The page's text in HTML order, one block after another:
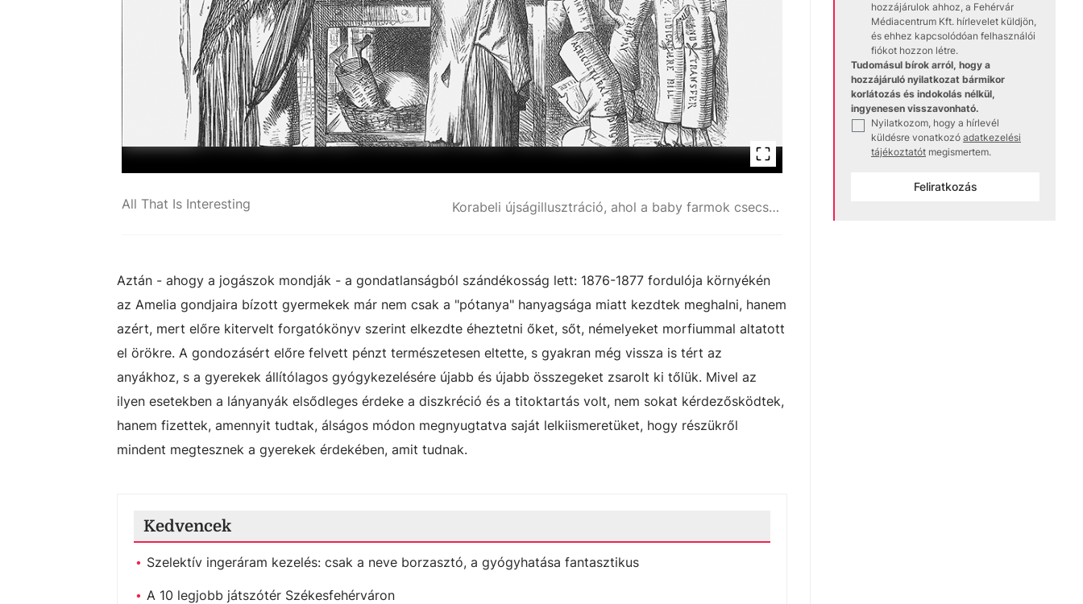
All That Is Interesting Korabeli újságillusztráció, ahol a baby farmok csecsemőit csak számlákként ábrázolják
Aztán - ahogy a jogászok mondják - a gondatlanságból szándékosság lett: 1876-1877 fordulója környékén
az Amelia gondjaira bízott gyermekek már nem csak a "pótanya" hanyagsága miatt kezdtek meghalni, hanem
azért, mert előre kitervelt forgatókönyv szerint elkezdte éheztetni őket, sőt, némelyeket morfiummal altatott
el örökre. A gondozásért előre felvett pénzt természetesen eltette, s gyakran még vissza is tért az
anyákhoz, s a gyerekek állítólagos gyógykezelésére újabb és újabb összegeket zsarolt ki tőlük. Mivel az
ilyen esetekben a lányanyák elsődleges érdeke a diszkréció és a titoktartás volt, nem sokat kérdezősködtek,
hanem fizettek, amennyit tudtak, álságos módon megnyugtatva saját lelkiismeretüket, hogy részükről
mindent megtesznek a gyerekek érdekében, amit tudnak.
Kedvencek
Szelektív ingeráram kezelés: csak a neve borzasztó, a gyógyhatása fantasztikus
A 10 legjobb játszótér Székesfehérváron
hozzájárulok ahhoz, a Fehérvár
Médiacentrum Kft. hírlevelet küldjön,
és ehhez kapcsolódóan felhasználói
fiókot hozzon létre.
Tudomásul bírok arról, hogy a
hozzájáruló nyilatkozat bármikor
korlátozás és indokolás nélkül,
ingyenesen visszavonható.
Nyilatkozom, hogy a hírlevél
küldésre vonatkozó adatkezelési
tájékoztatót megismertem.
Feliratkozás